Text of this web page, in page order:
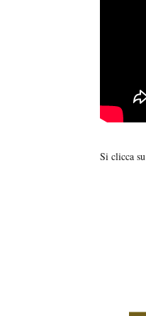
Si clicca su